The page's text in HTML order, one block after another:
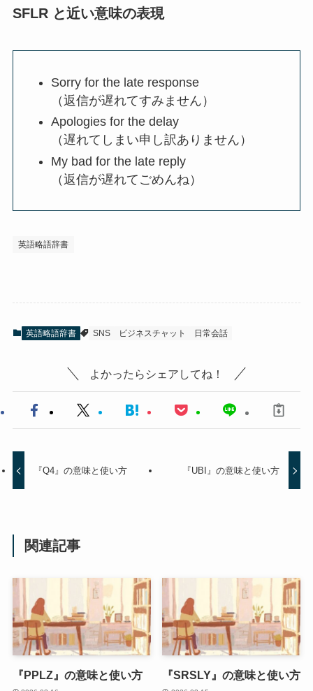
SFLR と近い意味の表現
Sorry for the late response
（返信が遅れてすみません）
Apologies for the delay
（遅れてしまい申し訳ありません）
My bad for the late reply
（返信が遅れてごめんね）
英語略語辞書
英語略語辞書 SNS ビジネスチャット 日常会話
よかったらシェアしてね！
『Q4』の意味と使い方 『UBI』の意味と使い方
関連記事
『PPLZ』の意味と使い方 『SRSLY』の意味と使い方